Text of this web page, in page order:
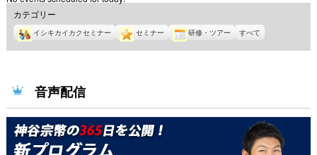
カテゴリー
イシキカイカクセミナー セミナー 研修・ツアー すべて
音声配信